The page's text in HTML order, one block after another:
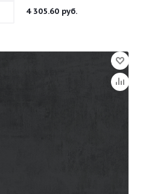
4 305.60 руб.